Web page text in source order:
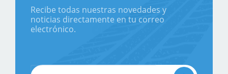
Recibe todas nuestras novedades y
noticias directamente en tu correo
electrónico.